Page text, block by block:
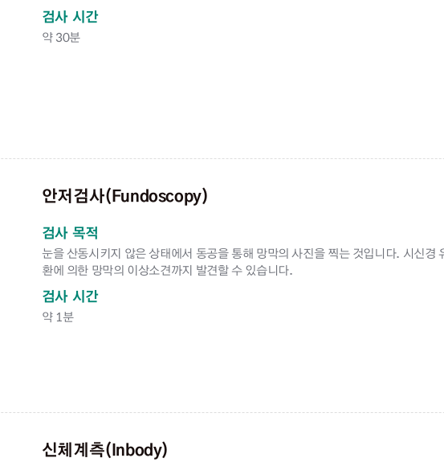
검사 시간
약 30분
안저검사(Fundoscopy)
검사 목적
눈을 산동시키지 않은 상태에서 동공을 통해 망막의 사진을 찍는 것입니다. 시신
환에 의한 망막의 이상소견까지 발견할 수 있습니다.
검사 시간
약 1분
신체계측(Inbody)